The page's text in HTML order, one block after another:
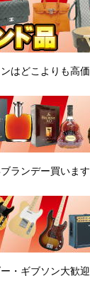
はどこよりも高
ランデー買います
・ギブソン大歓迎